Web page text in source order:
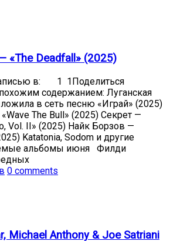
«The Deadfall» (2025)
в: 1 1Поделиться
содержанием: Луганская
в сеть песню «Играй» (2025)
The Bull» (2025) Секрет —
Vol. II» (2025) Найк Борзов —
Katatonia, Sodom и другие
альбомы июня Филди
0 comments
Michael Anthony & Joe Satriani